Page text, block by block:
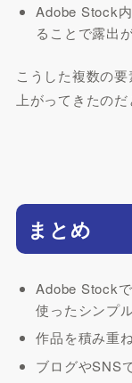
Adobe Stock
ることで露出
こうした複数の
上がってきたのだ
まとめ
Adobe Stock
使ったシンプ
作品を積み重
ブログやSNS